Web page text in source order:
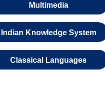
Multimedia
Indian Knowledge System
Classical Languages